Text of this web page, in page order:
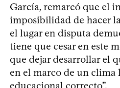
García, remarcó que el
imposibilidad de hacer
el lugar en disputa
tiene que cesar en este
que dejar desarrollar el
en el marco de un clima
educacional correcto”.